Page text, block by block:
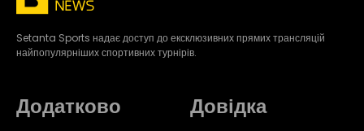
Setanta Sports надає доступ до ексклюзивних прямих трансляцій
найпопулярніших спортивних турнірів.
Додатково Довідка